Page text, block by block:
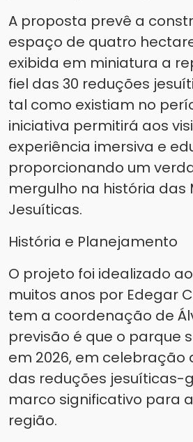
A proposta prevê a
espaço de quatro
exibida em miniatura a
fiel das 30 reduções
tal como existiam no
iniciativa permitirá aos
experiência imersiva e
proporcionando um
mergulho na história das
Jesuíticas.
História e Planejamento
O projeto foi idealizado
muitos anos por Edegar
tem a coordenação de
previsão é que o parque
em 2026, em celebração
das reduções jesuíticas-
marco significativo para
região.